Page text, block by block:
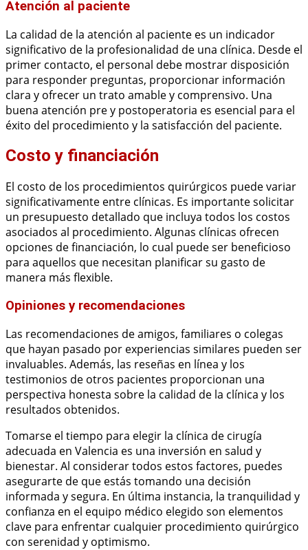
Atención al paciente
La calidad de la atención al paciente es un indicador
significativo de la profesionalidad de una clínica. Desde el
primer contacto, el personal debe mostrar disposición
para responder preguntas, proporcionar información
clara y ofrecer un trato amable y comprensivo. Una
buena atención pre y postoperatoria es esencial para el
éxito del procedimiento y la satisfacción del paciente.
Costo y financiación
El costo de los procedimientos quirúrgicos puede variar
significativamente entre clínicas. Es importante solicitar
un presupuesto detallado que incluya todos los costos
asociados al procedimiento. Algunas clínicas ofrecen
opciones de financiación, lo cual puede ser beneficioso
para aquellos que necesitan planificar su gasto de
manera más flexible.
Opiniones y recomendaciones
Las recomendaciones de amigos, familiares o colegas
que hayan pasado por experiencias similares pueden ser
invaluables. Además, las reseñas en línea y los
testimonios de otros pacientes proporcionan una
perspectiva honesta sobre la calidad de la clínica y los
resultados obtenidos.
Tomarse el tiempo para elegir la clínica de cirugía
adecuada en Valencia es una inversión en salud y
bienestar. Al considerar todos estos factores, puedes
asegurarte de que estás tomando una decisión
informada y segura. En última instancia, la tranquilidad y
confianza en el equipo médico elegido son elementos
clave para enfrentar cualquier procedimiento quirúrgico
con serenidad y optimismo.